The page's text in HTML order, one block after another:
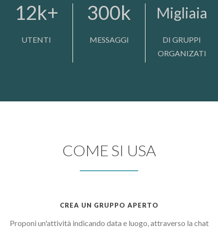
12k+
UTENTI
300k
MESSAGGI
Migliaia
DI GRUPPI
ORGANIZATI
COME SI USA
CREA UN GRUPPO APERTO
Proponi un'attività indicando data e luogo, attraverso la chat